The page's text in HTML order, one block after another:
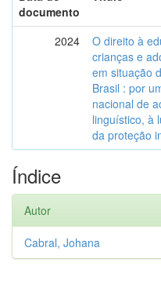
documento
2024
O direito à
crianças e
em situação
Brasil : por
nacional de
linguístico, à
da proteção
Índice
Autor
Cabral, Johana